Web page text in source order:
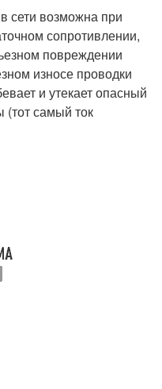
сети возможна при
сопротивлении,
повреждении
износе проводки
и утекает опасный
(тот самый ток